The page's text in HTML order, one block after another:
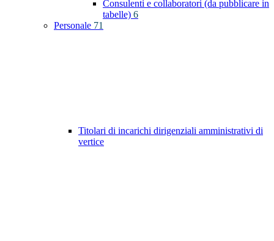
Consulenti e collaboratori (da pubblicare in
tabelle) 6
Personale 71
Titolari di incarichi dirigenziali amministrativi di
vertice